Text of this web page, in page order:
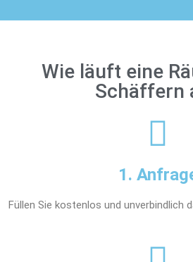
Wie läuft eine
Schäffern
1.
Füllen Sie kostenlos und unverbindlich